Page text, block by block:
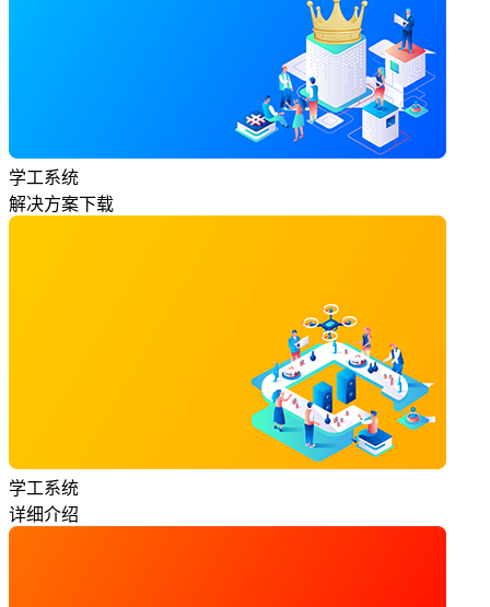
学工系统
解决方案下载
学工系统
详细介绍